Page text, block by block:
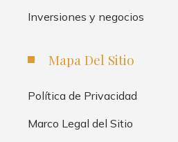
Inversiones y negocios
Mapa Del Sitio
Política de Privacidad
Marco Legal del Sitio